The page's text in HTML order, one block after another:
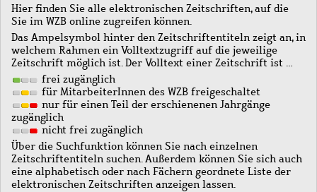
Hier finden Sie alle elektronischen Zeitschriften, auf die
Sie im WZB online zugreifen können.
Das Ampelsymbol hinter den Zeitschriftentiteln zeigt an, in
welchem Rahmen ein Volltextzugriff auf die jeweilige
Zeitschrift möglich ist. Der Volltext einer Zeitschrift ist …
frei zugänglich
für MitarbeiterInnen des WZB freigeschaltet
nur für einen Teil der erschienenen Jahrgänge
zugänglich
nicht frei zugänglich
Über die Suchfunktion können Sie nach einzelnen
Zeitschriftentiteln suchen. Außerdem können Sie sich auch
eine alphabetisch oder nach Fächern geordnete Liste der
elektronischen Zeitschriften anzeigen lassen.